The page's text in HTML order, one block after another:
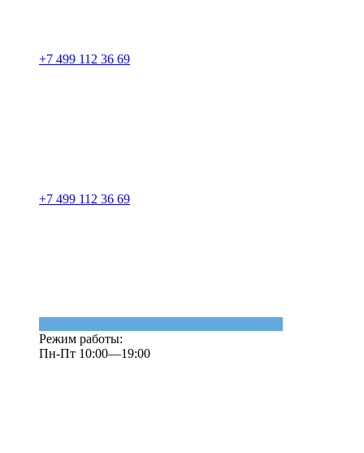
+7 499 112 36 69
+7 499 112 36 69
Режим работы:
Пн-Пт 10:00—19:00